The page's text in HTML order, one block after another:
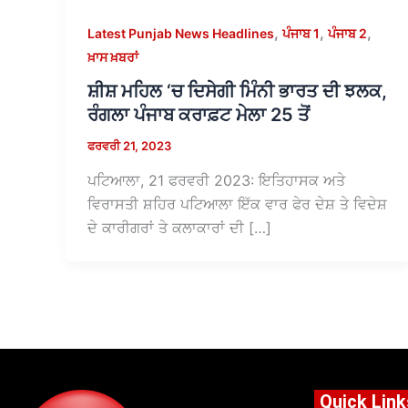
Latest Punjab News Headlines,ਪੰਜਾਬ 1,ਪੰਜਾਬ 2,
ਖ਼ਾਸ ਖ਼ਬਰਾਂ
ਸ਼ੀਸ਼ ਮਹਿਲ ‘ਚ ਦਿਸੇਗੀ ਮਿੰਨੀ ਭਾਰਤ ਦੀ ਝਲਕ,
ਰੰਗਲਾ ਪੰਜਾਬ ਕਰਾਫ਼ਟ ਮੇਲਾ 25 ਤੋਂ
ਫਰਵਰੀ 21, 2023
ਪਟਿਆਲਾ, 21 ਫਰਵਰੀ 2023: ਇਤਿਹਾਸਕ ਅਤੇ
ਵਿਰਾਸਤੀ ਸ਼ਹਿਰ ਪਟਿਆਲਾ ਇੱਕ ਵਾਰ ਫੇਰ ਦੇਸ਼ ਤੇ ਵਿਦੇਸ਼
ਦੇ ਕਾਰੀਗਰਾਂ ਤੇ ਕਲਾਕਾਰਾਂ ਦੀ […]
Quick